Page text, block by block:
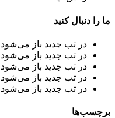
ما را دنبال کنید
در تب جدید باز می‌شود
در تب جدید باز می‌شود
در تب جدید باز می‌شود
در تب جدید باز می‌شود
در تب جدید باز می‌شود
برچسب‌ها